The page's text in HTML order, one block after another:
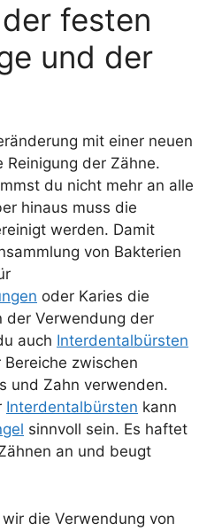
festen
und der
mit einer neuen
der Zähne.
du nicht mehr an alle
hinaus muss die
werden. Damit
von Bakterien
oder Karies die
der Verwendung der
auch Interdentalbürsten
zwischen
und Zahn verwenden.
Interdentalbürsten kann
sinnvoll sein. Es haftet
an und beugt
die Verwendung von